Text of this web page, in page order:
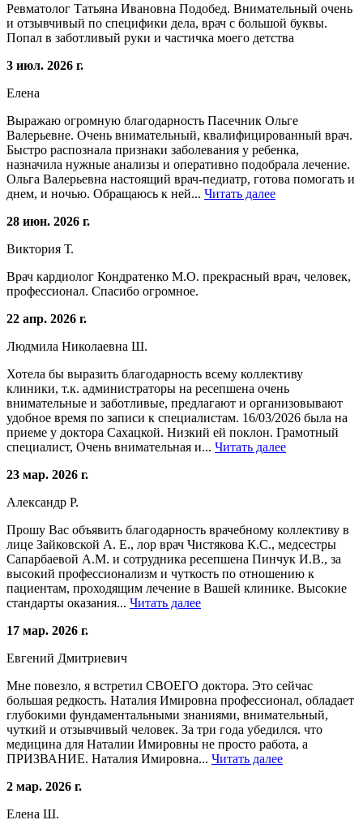
Ревматолог Татьяна Ивановна Подобед. Внимательный очень
и отзывчивый по специфики дела, врач с большой буквы.
Попал в заботливый руки и частичка моего детства
3 июл. 2026 г.
Елена
Выражаю огромную благодарность Пасечник Ольге
Валерьевне. Очень внимательный, квалифицированный врач.
Быстро распознала признаки заболевания у ребенка,
назначила нужные анализы и оперативно подобрала лечение.
Ольга Валерьевна настоящий врач-педиатр, готова помогать и
днем, и ночью. Обращаюсь к ней... Читать далее
28 июн. 2026 г.
Виктория Т.
Врач кардиолог Кондратенко М.О. прекрасный врач, человек,
профессионал. Спасибо огромное.
22 апр. 2026 г.
Людмила Николаевна Ш.
Хотела бы выразить благодарность всему коллективу
клиники, т.к. администраторы на ресепшена очень
внимательные и заботливые, предлагают и организовывают
удобное время по записи к специалистам. 16/03/2026 была на
приеме у доктора Сахацкой. Низкий ей поклон. Грамотный
специалист, Очень внимательная и... Читать далее
23 мар. 2026 г.
Александр Р.
Прошу Вас объявить благодарность врачебному коллективу в
лице Зайковской А. Е., лор врач Чистякова К.С., медсестры
Сапарбаевой А.М. и сотрудника ресепшена Пинчук И.В., за
высокий профессионализм и чуткость по отношению к
пациентам, проходящим лечение в Вашей клинике. Высокие
стандарты оказания... Читать далее
17 мар. 2026 г.
Евгений Дмитриевич
Мне повезло, я встретил СВОЕГО доктора. Это сейчас
большая редкость. Наталия Имировна профессионал, обладает
глубокими фундаментальными знаниями, внимательный,
чуткий и отзывчивый человек. За три года убедился. что
медицина для Наталии Имировны не просто работа, а
ПРИЗВАНИЕ. Наталия Имировна... Читать далее
2 мар. 2026 г.
Елена Ш.